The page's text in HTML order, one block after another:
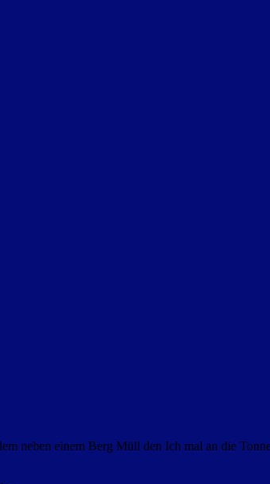
neben einem Berg Müll den Ich mal an die